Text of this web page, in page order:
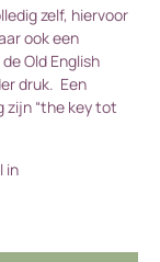
zelf, hiervoor
ook een
Old English
druk. Een
zijn “the key tot
in